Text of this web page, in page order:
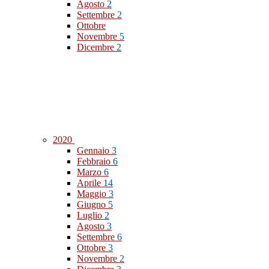
Agosto 2
Settembre 2
Ottobre
Novembre 5
Dicembre 2
2020
Gennaio 3
Febbraio 6
Marzo 6
Aprile 14
Maggio 3
Giugno 5
Luglio 2
Agosto 3
Settembre 6
Ottobre 3
Novembre 2